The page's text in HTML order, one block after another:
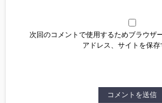
次回のコメントで使用するためブラウザ
アドレス、サイトを保存